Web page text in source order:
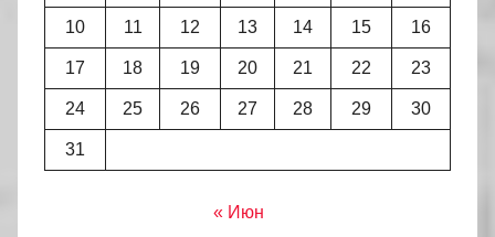
10 11 12 13 14 15 16
17 18 19 20 21 22 23
24 25 26 27 28 29 30
31
« Июн